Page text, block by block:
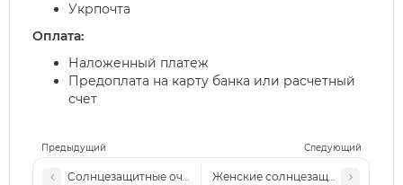
Предыдущий Следующий
Cолнцезащитные очки Mb 2625 золото-черные
Женские солнцезащитные очки
Укрпочта
Оплата:
Наложенный платеж
Предоплата на карту банка или расчетный
счет